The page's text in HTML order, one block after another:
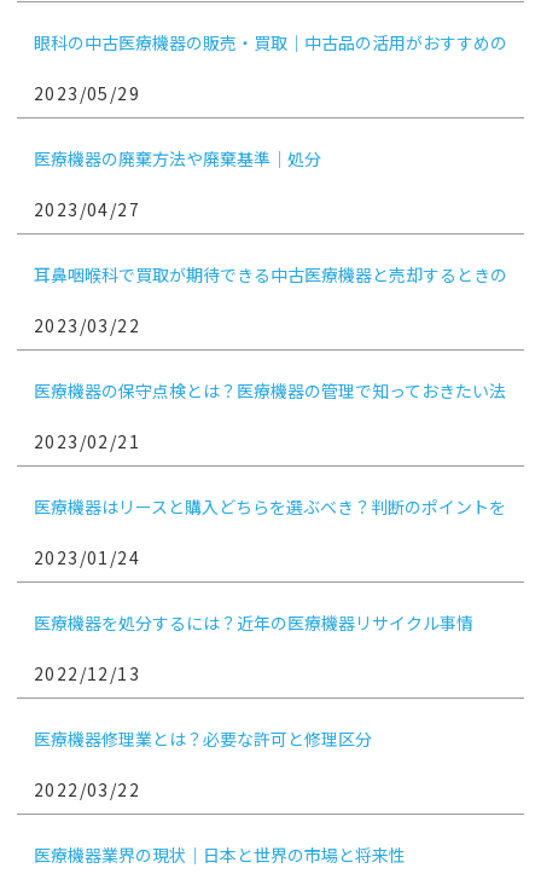
眼科の中古医療機器の販売・買取｜中古品の活用がおすすめの
2023/05/29
医療機器の廃棄方法や廃棄基準｜処分
2023/04/27
耳鼻咽喉科で買取が期待できる中古医療機器と売却するときの
2023/03/22
医療機器の保守点検とは？医療機器の管理で知っておきたい法
2023/02/21
医療機器はリースと購入どちらを選ぶべき？判断のポイントを
2023/01/24
医療機器を処分するには？近年の医療機器リサイクル事情
2022/12/13
医療機器修理業とは？必要な許可と修理区分
2022/03/22
医療機器業界の現状｜日本と世界の市場と将来性